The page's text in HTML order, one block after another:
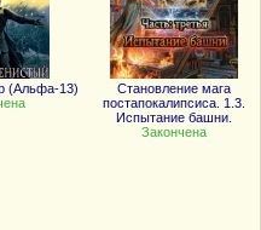
(Альфа-13)
Становление мага
постапокалипсиса. 1.3.
Испытание башни.
Закончена